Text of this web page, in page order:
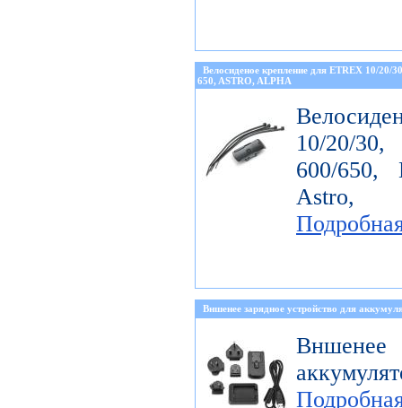
Велосиденое крепление для ETREX 10/
650, ASTRO, ALPHA
10/20/
600/650,
Astro,
Вншенее зарядное устройство для
Вншенее